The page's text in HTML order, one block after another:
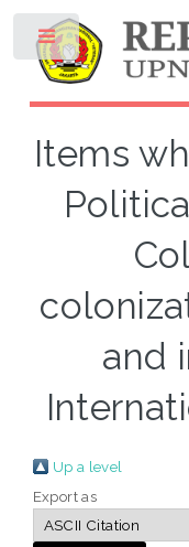
Items
and
Up a level
Export as